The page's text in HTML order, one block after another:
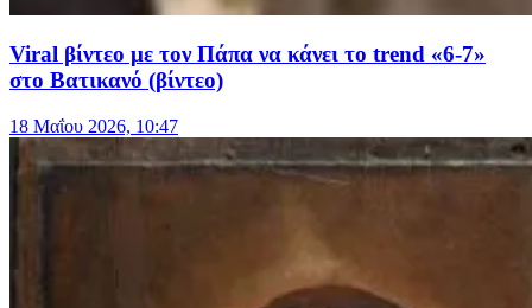
Viral βίντεο με τον Πάπα να κάνει το trend «6-7»
στο Βατικανό (βίντεο)
18 Μαΐου 2026, 10:47